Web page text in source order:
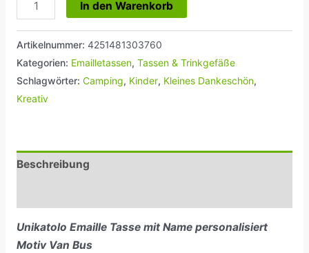
In den Warenkorb
Artikelnummer: 4251481303760
Kategorien: Emailletassen, Tassen & Trinkgefäße
Schlagwörter: Camping, Kinder, Kleines Dankeschön,
Kreativ
Beschreibung
Unikatolo Emaille Tasse mit Name personalisiert
Motiv Van Bus